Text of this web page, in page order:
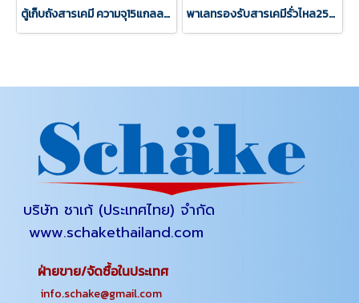
ตู้เก็บถังสารเคมี ความจุ15แกลลอน 2ช่องวาง พาเลทรองรับสารเคมีรั่วไหล25ลิตร สำหรับถัง200ลิตร 1ถัง
บริษัท ชาเก้ (ประเทศไทย) จำกัด
www.schakethailand.com
ฝ่ายขาย/จัดซื้อในประเทศ
info.schake@gmail.com